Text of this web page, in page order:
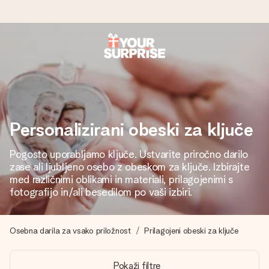
Naroči danes, odpošljemo v 1 delovnem
dnevu
Darilo izdelamo z veliko skrbnostjo in ga hitro pošljemo
naprej – da ga lahko podariš natanko takrat, ko je najbolj
pomembno.
4,8 (na podlagi +15.000 mnenj)
Naša darila navdihujejo. Stranke nas na Google Reviews
ocenjujejo s 4,8.
Personalizirani obeski za ključe
Pogosto uporabljamo ključe. Ustvarite priročno darilo
zase ali ljubljeno osebo z obeskom za ključe. Izbirajte
med različnimi oblikami in materiali, prilagojenimi s
fotografijo in/ali besedilom po vaši izbiri.
Osebna darila za vsako priložnost Prilagojeni obeski za ključe
Pokaži filtre